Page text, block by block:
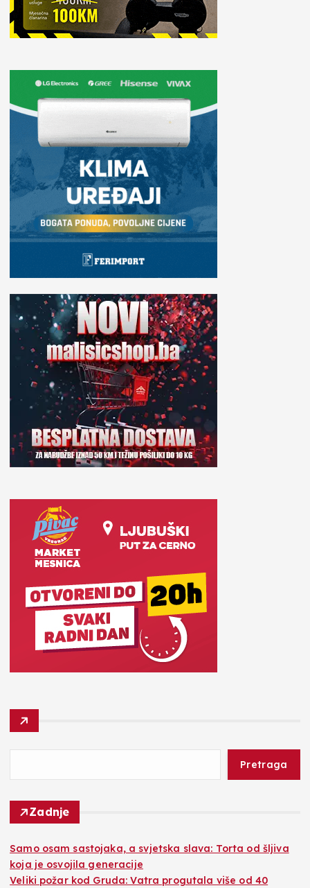
Pretraga
Zadnje
Samo osam sastojaka, a svjetska slava: Torta od šljiva
koja je osvojila generacije
Veliki požar kod Gruda: Vatra progutala više od 40